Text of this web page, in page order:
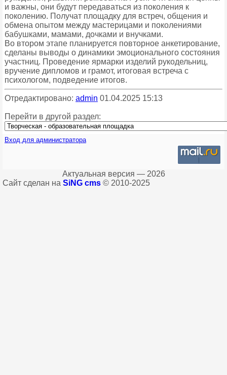
и важны, они будут передаваться из поколения к
поколению. Получат площадку для встреч, общения и
обмена опытом между мастерицами и поколениями
бабушками, мамами, дочками и внучками.
Во втором этапе планируется повторное анкетирование,
сделаны выводы о динамики эмоционального состояния
участниц. Проведение ярмарки изделий рукодельниц,
вручение дипломов и грамот, итоговая встреча с
психологом, подведение итогов.
Отредактировано: admin 01.04.2025 15:13
Перейти в другой раздел:
Вход для администратора
Актуальная версия — 2026
Сайт сделан на SiNG cms © 2010-2025